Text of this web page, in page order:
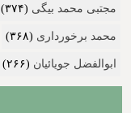
مجتبی محمد بیگی (۳۷۴)
محمد برخورداری (۳۶۸)
ابوالفضل جویائیان (۲۶۶)